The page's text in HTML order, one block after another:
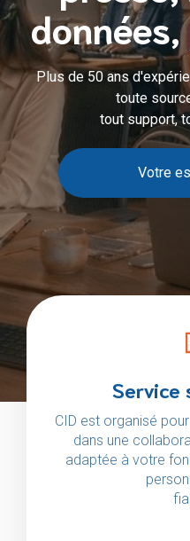
Plus de 50 ans
toute
tout support,
Votre
Service
CID est organisé
dans une
adaptée à votre